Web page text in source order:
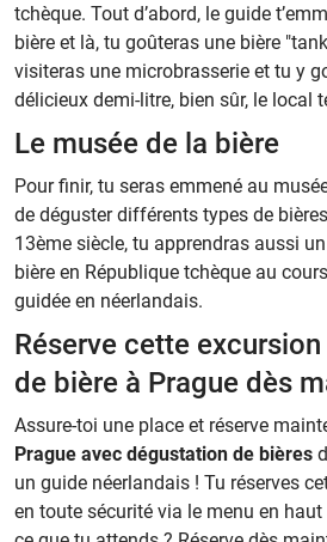
tchèque. Tout d’abord, le guide
bière et là, tu goûteras une bière
visiteras une microbrasserie et tu y
délicieux demi-litre, bien sûr, le local
Le musée de la bière
Pour finir, tu seras emmené au
de déguster différents types de
13ème siècle, tu apprendras aussi
bière en République tchèque au
guidée en néerlandais.
Réserve cette
de bière à Prague dès
Assure-toi une place et réserve
Prague avec dégustation de bières
un guide néerlandais ! Tu réserves
en toute sécurité via le menu en haut